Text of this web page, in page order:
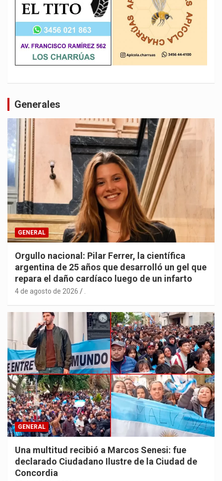
Generales
GENERAL
Orgullo nacional: Pilar Ferrer, la científica
argentina de 25 años que desarrolló un gel que
repara el daño cardíaco luego de un infarto
4 de agosto de 2026 .
GENERAL
Una multitud recibió a Marcos Senesi: fue
declarado Ciudadano Ilustre de la Ciudad de
Concordia